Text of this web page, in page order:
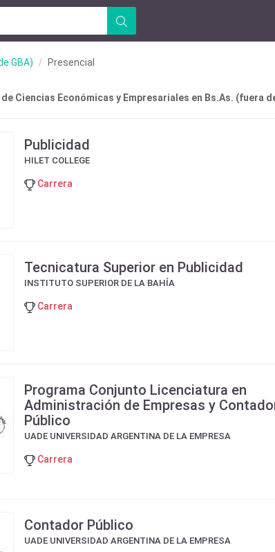
GBA) Presencial
Ciencias Económicas y Empresariales en Bs.As. (fuera
Publicidad
HILET COLLEGE
Carrera
Tecnicatura Superior en Publicidad
INSTITUTO SUPERIOR DE LA BAHÍA
Carrera
Programa Conjunto Licenciatura en
Administración de Empresas y
Público
UADE UNIVERSIDAD ARGENTINA DE LA EMPRESA
Carrera
Contador Público
UADE UNIVERSIDAD ARGENTINA DE LA EMPRESA